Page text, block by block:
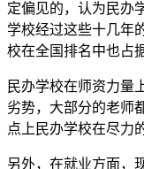
定偏见的，认为民办
学校经过这些十几年
校在全国排名中也占
民办学校在师资力量
劣势，大部分的老师
点上民办学校在尽力
另外，在就业方面，